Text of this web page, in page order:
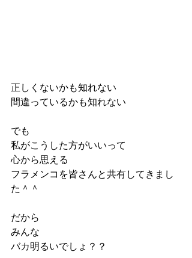
正しくないかも知れない
間違っているかも知れない
でも
私がこうした方がいいって
心から思える
フラメンコを皆さんと共有してきまし
た＾＾
だから
みんな
バカ明るいでしょ？？